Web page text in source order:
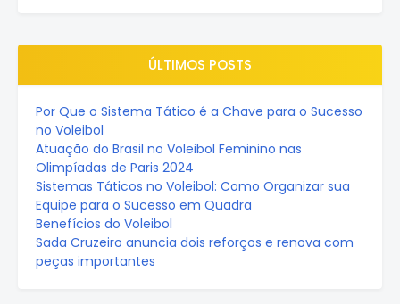
ÚLTIMOS POSTS
Por Que o Sistema Tático é a Chave para o Sucesso
no Voleibol
Atuação do Brasil no Voleibol Feminino nas
Olimpíadas de Paris 2024
Sistemas Táticos no Voleibol: Como Organizar sua
Equipe para o Sucesso em Quadra
Benefícios do Voleibol
Sada Cruzeiro anuncia dois reforços e renova com
peças importantes